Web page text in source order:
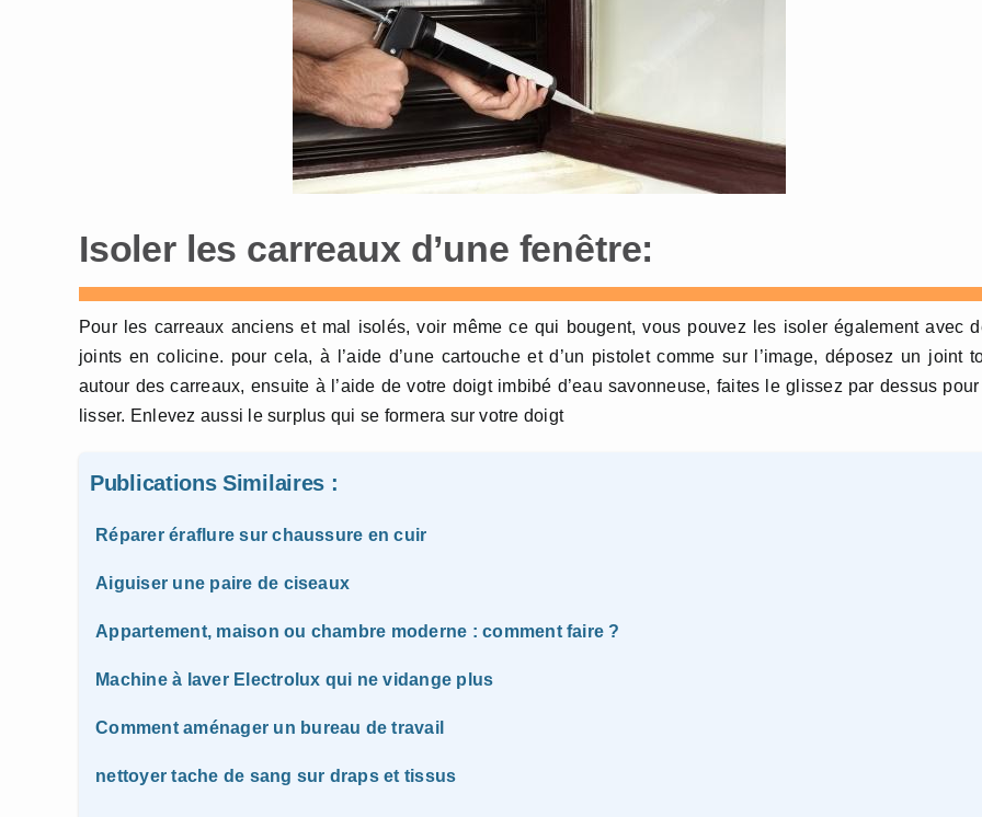
Isoler les carreaux d’une fenêtre:
Pour les carreaux anciens et mal isolés, voir même ce qui bougent, vous pouvez les isoler également avec
joints en colicine. pour cela, à l’aide d’une cartouche et d’un pistolet comme sur l’image, déposez un joint
autour des carreaux, ensuite à l’aide de votre doigt imbibé d’eau savonneuse, faites le glissez par dessus
lisser. Enlevez aussi le surplus qui se formera sur votre doigt
Publications Similaires :
Réparer éraflure sur chaussure en cuir
Aiguiser une paire de ciseaux
Appartement, maison ou chambre moderne : comment faire ?
Machine à laver Electrolux qui ne vidange plus
Comment aménager un bureau de travail
nettoyer tache de sang sur draps et tissus